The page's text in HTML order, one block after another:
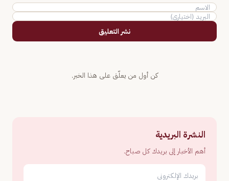
نشر التعليق
كن أول من يعلّق على هذا الخبر.
النشرة البريدية
أهم الأخبار إلى بريدك كل صباح.